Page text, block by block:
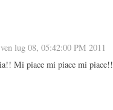
ven lug 08, 05:42:00 PM 2011
Mi piace mi piace mi piace!!